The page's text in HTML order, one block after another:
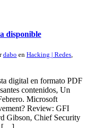
disponible
dabo en Hacking | Redes,
digital en formato PDF
contenidos, Un
Microsoft
Review: GFI
Gibson, Chief Security